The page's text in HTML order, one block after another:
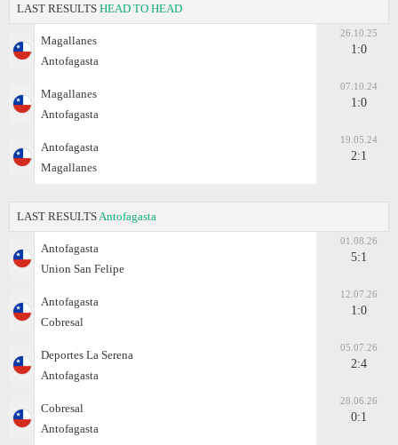
LAST RESULTS HEAD TO HEAD
Magallanes
Antofagasta
26.10.25
1:0
Magallanes
Antofagasta
07.10.24
1:0
Antofagasta
Magallanes
19.05.24
2:1
LAST RESULTS Antofagasta
Antofagasta
Union San Felipe
01.08.26
5:1
Antofagasta
Cobresal
12.07.26
1:0
Deportes La Serena
Antofagasta
05.07.26
2:4
Cobresal
Antofagasta
28.06.26
0:1